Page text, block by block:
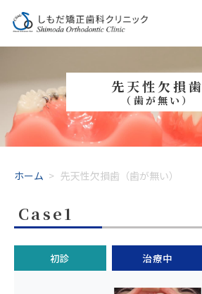
先天性欠損歯
（歯が無い）
ホーム > 先天性欠損歯（歯が無い）
Case1
初診 治療中